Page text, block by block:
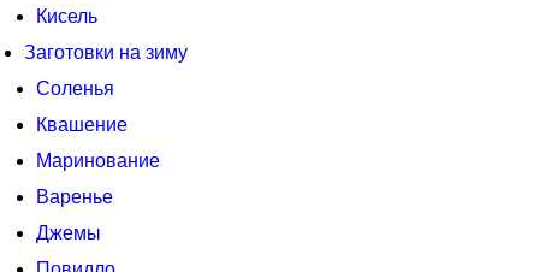
Кисель
Заготовки на зиму
Соленья
Квашение
Маринование
Варенье
Джемы